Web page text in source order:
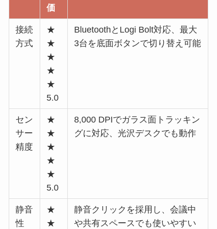
価
接続
方式
★
★
★
★
★
5.0
BluetoothとLogi Bolt対応、最大
3台を底面ボタンで切り替え可能
セン
サー
精度
★
★
★
★
★
5.0
8,000 DPIでガラス面トラッキン
グに対応、光沢デスクでも動作
静音
性
★
★
静音クリックを採用し、会議中
や共有スペースでも使いやすい